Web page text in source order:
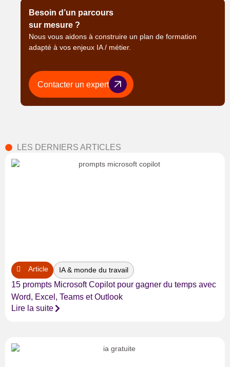
Besoin d’un parcours
sur mesure ?
Nous vous aidons à construire un plan de formation
adapté à vos enjeux IA / métier.
Contacter un expert
LES DERNIERS ARTICLES
Article IA & monde du travail
15 prompts Microsoft Copilot pour gagner du temps avec
Word, Excel, Teams et Outlook
Lire la suite